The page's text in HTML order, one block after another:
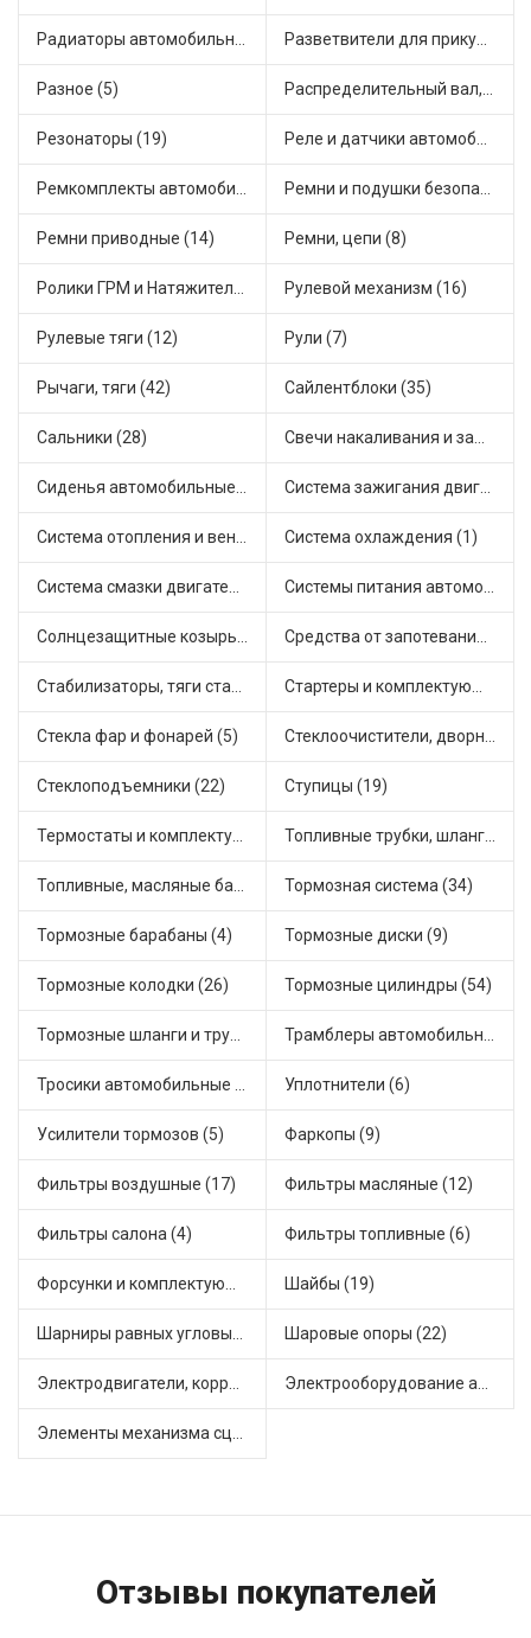
Радиаторы автомобильные (22) Разветвители для прикуривателя (5)
Разное (5) Распределительный вал, шестерни распределительного (7)
Резонаторы (19) Реле и датчики автомобильные (102)
Ремкомплекты автомобильные (82) Ремни и подушки безопасности (10)
Ремни приводные (14) Ремни, цепи (8)
Ролики ГРМ и Натяжители (19) Рулевой механизм (16)
Рулевые тяги (12) Рули (7)
Рычаги, тяги (42) Сайлентблоки (35)
Сальники (28) Свечи накаливания и зажигания (31)
Сиденья автомобильные (1) Система зажигания двигателя (3)
Система отопления и вентиляции (19) Система охлаждения (1)
Система смазки двигателя (19) Системы питания автомобиля (31)
Солнцезащитные козырьки для салона автомобиля (3) Средства от запотевания и размораживатели стекла (1)
Стабилизаторы, тяги стабилизатора, стойки стабилиз (4) Стартеры и комплектующие (39)
Стекла фар и фонарей (5) Стеклоочистители, дворники (1)
Стеклоподъемники (22) Ступицы (19)
Термостаты и комплектующие системы охлаждения (76) Топливные трубки, шланги, магистрали и рампы (3)
Топливные, масляные баки (1) Тормозная система (34)
Тормозные барабаны (4) Тормозные диски (9)
Тормозные колодки (26) Тормозные цилиндры (54)
Тормозные шланги и трубки (5) Трамблеры автомобильные (40)
Тросики автомобильные (29) Уплотнители (6)
Усилители тормозов (5) Фаркопы (9)
Фильтры воздушные (17) Фильтры масляные (12)
Фильтры салона (4) Фильтры топливные (6)
Форсунки и комплектующие (1) Шайбы (19)
Шарниры равных угловых скоростей, приводные валы (10) Шаровые опоры (22)
Электродвигатели, корректоры и приводы автомобильн (25) Электрооборудование автомобилей (27)
Элементы механизма сцепления (73)
Отзывы покупателей